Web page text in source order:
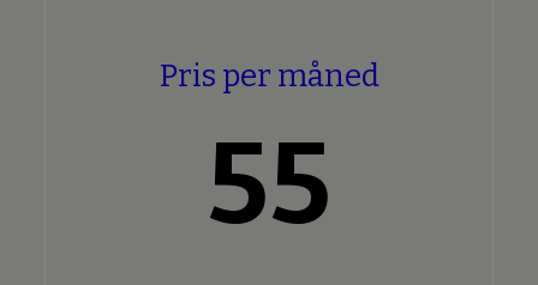
Pris per måned
55